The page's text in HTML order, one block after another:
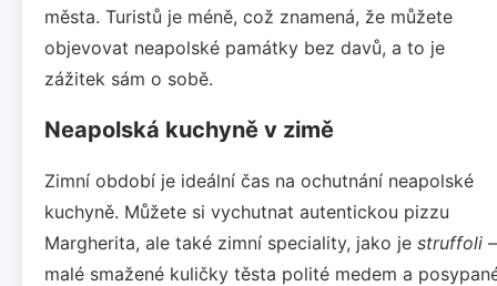
města. Turistů je méně, což znamená, že můžete
objevovat neapolské památky bez davů, a to je
zážitek sám o sobě.
Neapolská kuchyně v zimě
Zimní období je ideální čas na ochutnání neapolské
kuchyně. Můžete si vychutnat autentickou pizzu
Margherita, ale také zimní speciality, jako je struffoli –
malé smažené kuličky těsta polité medem a